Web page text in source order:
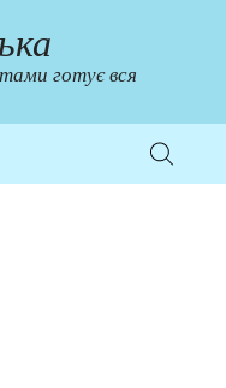
готує вся